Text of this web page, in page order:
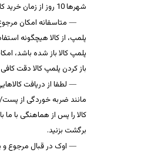
شهرها 10 روز از زمان خرید کالا بر روی تقویم می‌باشد.
متاسفانه امکان
پلمپ، از کالا هیچگونه
پلمپ کالا باز شده باشد،
باز کردن پلمپ کالا دقت
لطفا از دریافت
مانند ضربه خوردگی از
کالا را پس از هماهنگی با
برگشت بزنید.
اوک در قبال مرجوع و